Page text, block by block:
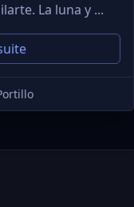
La luna y ...